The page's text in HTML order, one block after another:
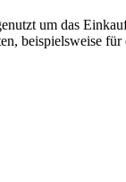
um das
beispielsweise